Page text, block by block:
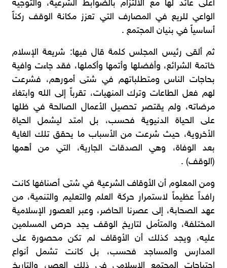
أعلى عائد لها مع الالتزام بالضوابط الشرعية، والتوجيه
الواعي للريع في المصارف التي تعزز مكانة الوقف ركناً
أساسياً في بنيان المجتمع .
ثم ألقى رئيس المجلس كلمة قال فيها: شريعة الإسلام
خاتمة الشرائع، وأفضلها وأتمها وأكملها، فقد جاءت وافية
بحاجات الناس ومتطلباتهم في شتى أمورهم، فشرعت
لهم فعل الطاعات وترك المنهيات، تقرباً إلى الله وابتغاء
مرضاته، ولم يقتصر تحصيل الأعمال الصالحة في ظلها
على الحياة الدنيوية فحسب، بل امتد ليشمل الحياة
الأخروية، حيث شرعت من الأسباب ما يحقق تلك الغاية
بعد الوفاة، وهي الصدقات الجارية، التي من أهمها
(الوقف) .
ومن المعلوم أن الأوقاف الشرعية في شتى أصنافها كانت
رافداً عظيماً لاستمرار حركة العلم والتعليم والتنمية، من
عهد الصحابة، إلى عصرنا الحاضر، وعبر العصور الإسلامية
المختلفة، والمتأمل لتاريخ الوقف يجد حرص المسلمين
عليه، ويجد كذلك أن الأوقاف لم تكن محصورة على
المدارس والمساجد فحسب، بل كانت تشمل أنواع